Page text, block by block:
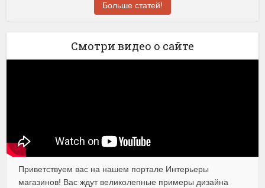
Больше статей!
Смотри видео о сайте
Приветствуем вас на нашем портале Интерьеры
магазинов! Вас ждут великолепные примеры дизайна